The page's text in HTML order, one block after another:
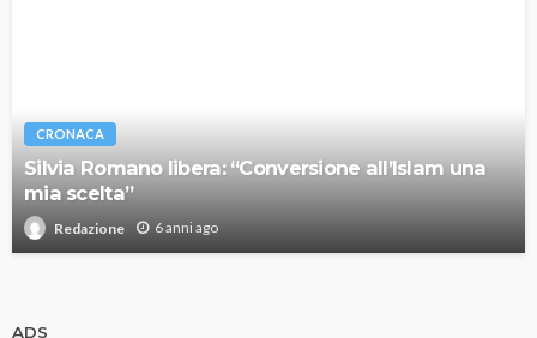
CRONACA
Silvia Romano libera: “Conversione all’Islam una
mia scelta”
Redazione 6 anni ago
ADS